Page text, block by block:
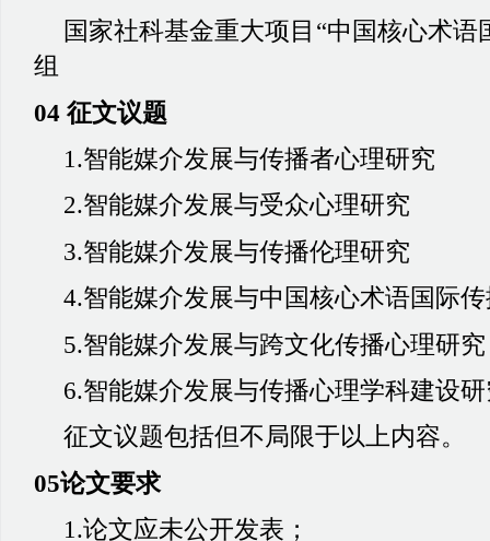
国家社科基金重大项目 “中国核心术语
组
04 征文议题
1.智能媒介发展与传播者心理研究
2.智能媒介发展与受众心理研究
3.智能媒介发展与传播伦理研究
4.智能媒介发展与中国核心术语国际
5.智能媒介发展与跨文化传播心理研究
6.智能媒介发展与传播心理学科建设
征文议题包括但不局限于以上内容。
05论文要求
1.论文应未公开发表；